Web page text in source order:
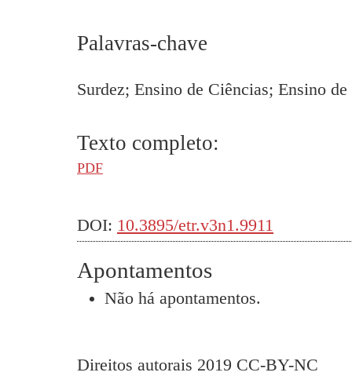
Palavras-chave
Surdez; Ensino de Ciências; Ensino de
Texto completo:
PDF
DOI: 10.3895/etr.v3n1.9911
Apontamentos
Não há apontamentos.
Direitos autorais 2019 CC-BY-NC